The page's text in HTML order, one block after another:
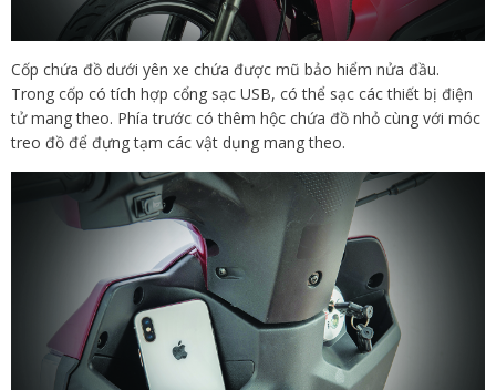
Cốp chứa đồ dưới yên xe chứa được mũ bảo hiểm nửa đầu.
Trong cốp có tích hợp cổng sạc USB, có thể sạc các thiết bị điện
tử mang theo. Phía trước có thêm hộc chứa đồ nhỏ cùng với móc
treo đồ để đựng tạm các vật dụng mang theo.